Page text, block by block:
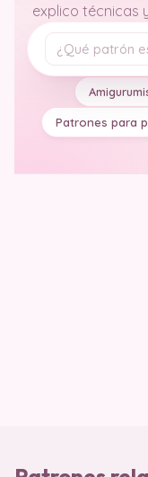
explico técnicas
Tu pregunta
Patrones para